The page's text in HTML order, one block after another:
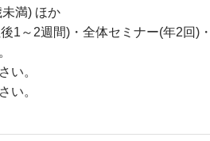
満) ほか
1～2週間)・全体セミナー(年2回
い。
い。